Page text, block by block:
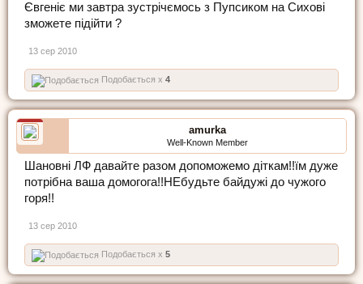
Євгеніє ми завтра зустрічємось з Пупсиком на Сихові
зможете підійти ?
13 сер 2010
Подобається x 4
amurka
Well-Known Member
Шановні ЛФ давайте разом допоможемо діткам!!їм дуже
потрібна ваша домогога!!НЕбудьте байдужі до чужого
горя!!
13 сер 2010
Подобається x 5